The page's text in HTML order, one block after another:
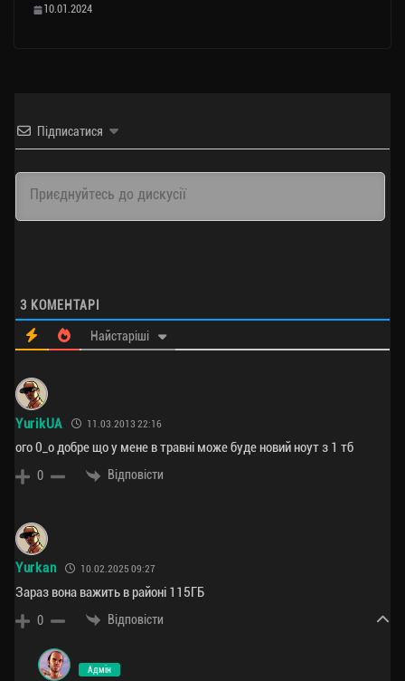
10.01.2024
Підписатися
3 КОМЕНТАРІ
Найстаріші
YurikUA 11.03.2013 22:16
ого 0_о добре що у мене в травні може буде новий ноут з 1 тб
0 Відповісти
Yurkan 10.02.2025 09:27
Зараз вона важить в районі 115ГБ
0 Відповісти
Адмін